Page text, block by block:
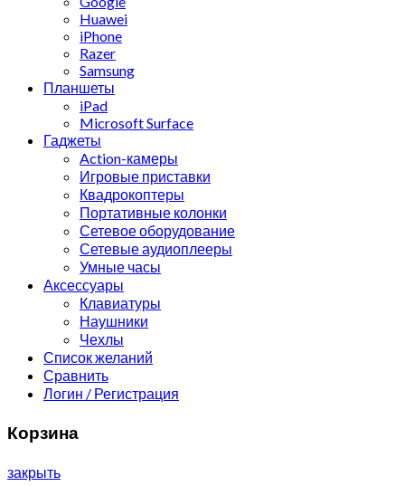
Huawei
iPhone
Razer
Samsung
Планшеты
iPad
Microsoft Surface
Гаджеты
Action-камеры
Игровые приставки
Квадрокоптеры
Портативные колонки
Сетевое оборудование
Сетевые аудиоплееры
Умные часы
Аксессуары
Клавиатуры
Наушники
Чехлы
Список желаний
Сравнить
Логин / Регистрация
Корзина
закрыть